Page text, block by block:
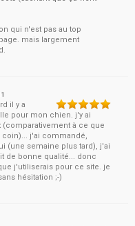
qui n'est pas au top
mais largement
il y a
pour mon chien. j'y ai
(comparativement à ce que
j'ai commandé,
(une semaine plus tard), j'ai
de bonne qualité... donc
j'utiliserais pour ce site. je
hésitation ;-)